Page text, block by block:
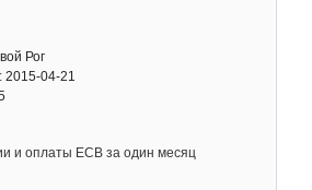
Рог
2015-04-21
и оплаты ЕСВ за один месяц